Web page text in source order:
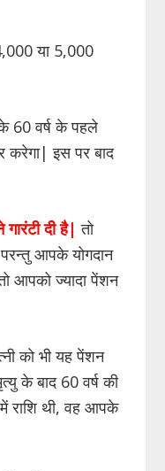
या 5,000
60 वर्ष के पहले
करेगा| इस पर बाद
दी है| तो
आपके योगदान
आपको ज्यादा पेंशन
को भी यह पेंशन
के बाद 60 वर्ष की
राशि थी, वह आपके